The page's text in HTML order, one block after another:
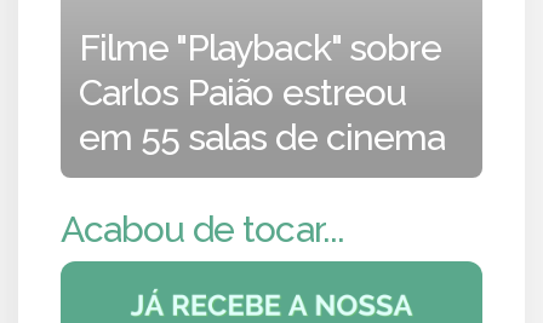
Filme "Playback" sobre
Carlos Paião estreou
em 55 salas de cinema
Acabou de tocar...